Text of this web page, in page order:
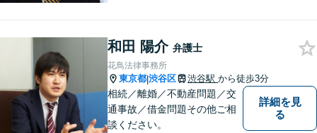
和田 陽介 弁護士
花鳥法律事務所
東京都|渋谷区 渋谷駅 から徒歩3分
相続／離婚／不動産問題／交
通事故／借金問題その他ご相
談ください。
詳細を見
る